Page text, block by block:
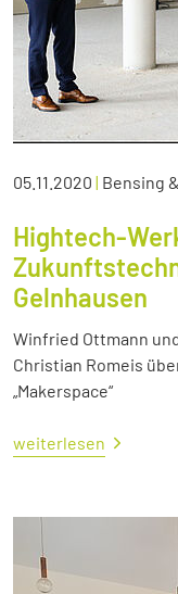
05.11.2020 | Bensing
Hightech-
Gelnhausen
Winfried Ottmann
Christian Romeis
„Makerspace“
weiterlesen